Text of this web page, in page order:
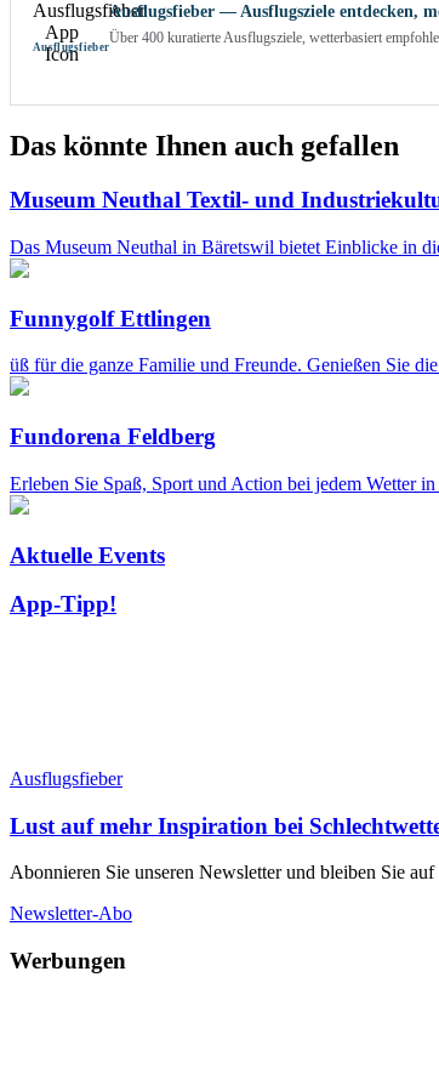
Ausflug­sfieber
Ausflugsfieber — Ausflugsziele entdecken,
Über 400 kuratierte Ausflugsziele, wetterbasiert
Das könnte Ihnen auch gefallen
Museum Neuthal Textil- und
Das Museum Neuthal in Bäretswil bietet Einblicke in
Funnygolf Ettlingen
üß für die ganze Familie und Freunde. Genießen Sie
Fundorena Feldberg
Erleben Sie Spaß, Sport und Action bei jedem Wetter
Aktuelle Events
App-Tipp!
Ausflugsfieber
Lust auf mehr Inspiration bei
Abonnieren Sie unseren Newsletter und bleiben Sie
Newsletter-Abo
Werbungen